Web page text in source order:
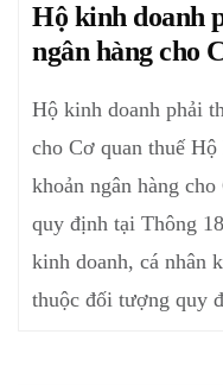
Hộ kinh doanh
ngân hàng cho
Hộ kinh doanh phải
cho Cơ quan thuế
khoản ngân hàng
quy định tại Thông
kinh doanh, cá nhân
thuộc đối tượng quy